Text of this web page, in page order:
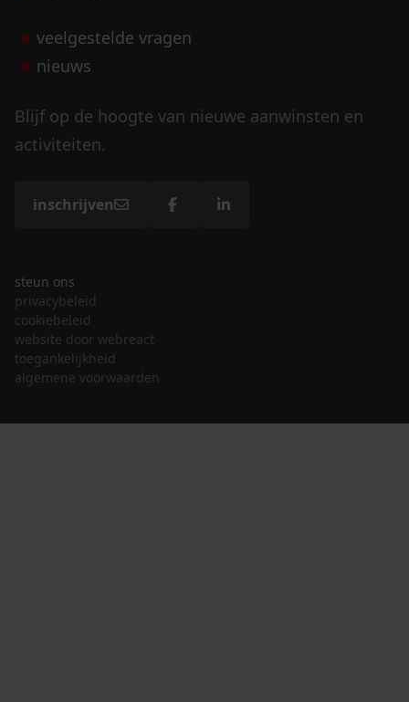
veelgestelde vragen
nieuws
Blijf op de hoogte van nieuwe aanwinsten en
activiteiten.
inschrijven
steun ons
privacybeleid
cookiebeleid
website door webreact
toegankelijkheid
algemene voorwaarden